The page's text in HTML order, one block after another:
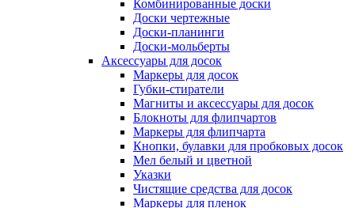
Комбинированные доски
Доски чертежные
Доски-планинги
Доски-мольберты
Аксессуары для досок
Маркеры для досок
Губки-стиратели
Магниты и аксессуары для досок
Блокноты для флипчартов
Маркеры для флипчарта
Кнопки, булавки для пробковых досок
Мел белый и цветной
Указки
Чистящие средства для досок
Маркеры для пленок